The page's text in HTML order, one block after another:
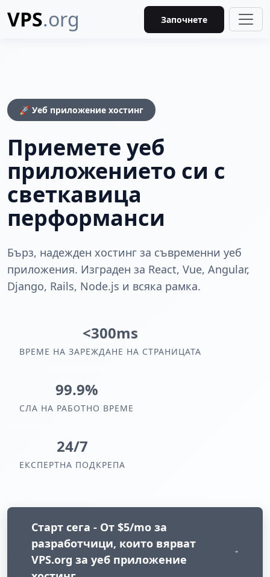
VPS.org Започнете
🚀 Уеб приложение хостинг
Приемете уеб
приложението си с
светкавица
перформанси
Бърз, надежден хостинг за съвременни уеб
приложения. Изграден за React, Vue, Angular,
Django, Rails, Node.js и всяка рамка.
<300ms
ВРЕМЕ НА ЗАРЕЖДАНЕ НА СТРАНИЦАТА
99.9%
СЛА НА РАБОТНО ВРЕМЕ
24/7
ЕКСПЕРТНА ПОДКРЕПА
Старт сега - От $5/mo за
разработчици, които вярват
VPS.org за уеб приложение